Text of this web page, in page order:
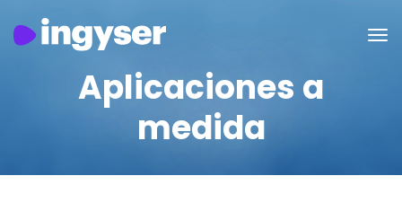
Aplicaciones a
medida